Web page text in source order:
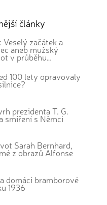
články
Veselý začátek a
aneb mužský
v průběhu…
100 lety opravovaly
prezidenta T. G.
smíření s Němci
Sarah Bernhard,
z obrazů Alfonse
domácí bramborové
1936